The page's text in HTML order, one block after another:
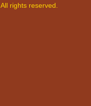
. All rights reserved.